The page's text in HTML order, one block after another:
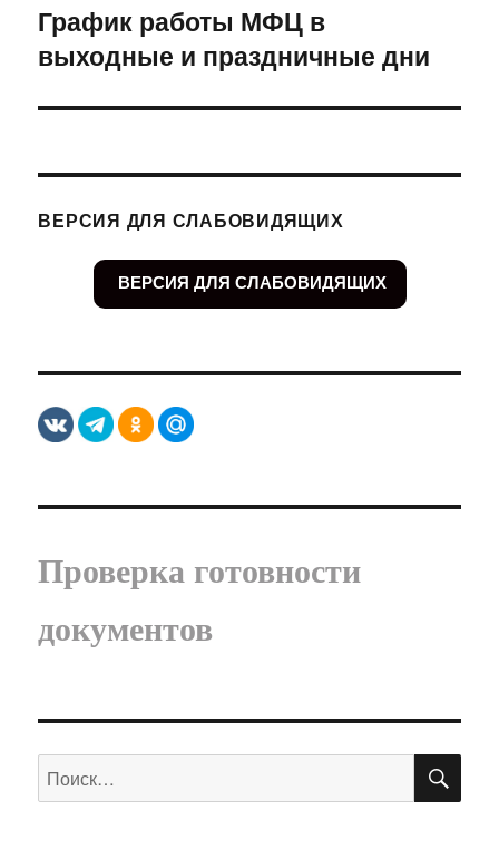
Следующая
запись:
График работы МФЦ в
выходные и праздничные дни
ВЕРСИЯ ДЛЯ СЛАБОВИДЯЩИХ
ВЕРСИЯ ДЛЯ СЛАБОВИДЯЩИХ
Проверка готовности
документов
Искать: